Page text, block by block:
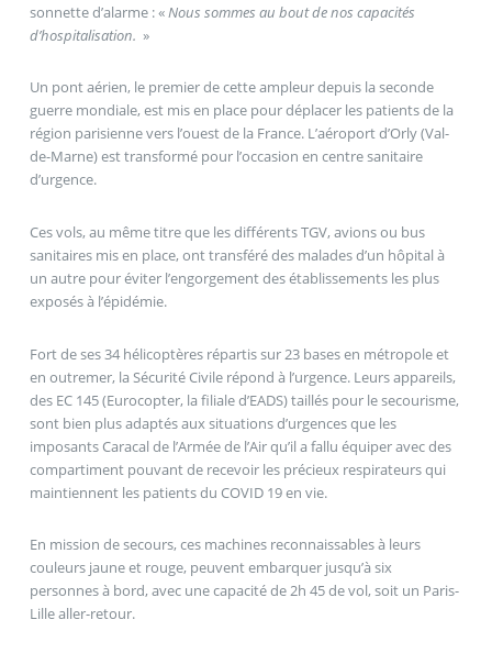
sonnette d’alarme : «Nous sommes au bout de nos capacités
d’hospitalisation. »
Un pont aérien, le premier de cette ampleur depuis la seconde
guerre mondiale, est mis en place pour déplacer les patients de la
région parisienne vers l’ouest de la France. L’aéroport d’Orly (Val-
de-Marne) est transformé pour l’occasion en centre sanitaire
d’urgence.
Ces vols, au même titre que les différents TGV, avions ou bus
sanitaires mis en place, ont transféré des malades d’un hôpital à
un autre pour éviter l’engorgement des établissements les plus
exposés à l’épidémie.
Fort de ses 34 hélicoptères répartis sur 23 bases en métropole et
en outremer, la Sécurité Civile répond à l’urgence. Leurs appareils,
des EC 145 (Eurocopter, la filiale d’EADS) taillés pour le secourisme,
sont bien plus adaptés aux situations d’urgences que les
imposants Caracal de l’Armée de l’Air qu’il a fallu équiper avec des
compartiment pouvant de recevoir les précieux respirateurs qui
maintiennent les patients du COVID 19 en vie.
En mission de secours, ces machines reconnaissables à leurs
couleurs jaune et rouge, peuvent embarquer jusqu’à six
personnes à bord, avec une capacité de 2h 45 de vol, soit un Paris-
Lille aller-retour.